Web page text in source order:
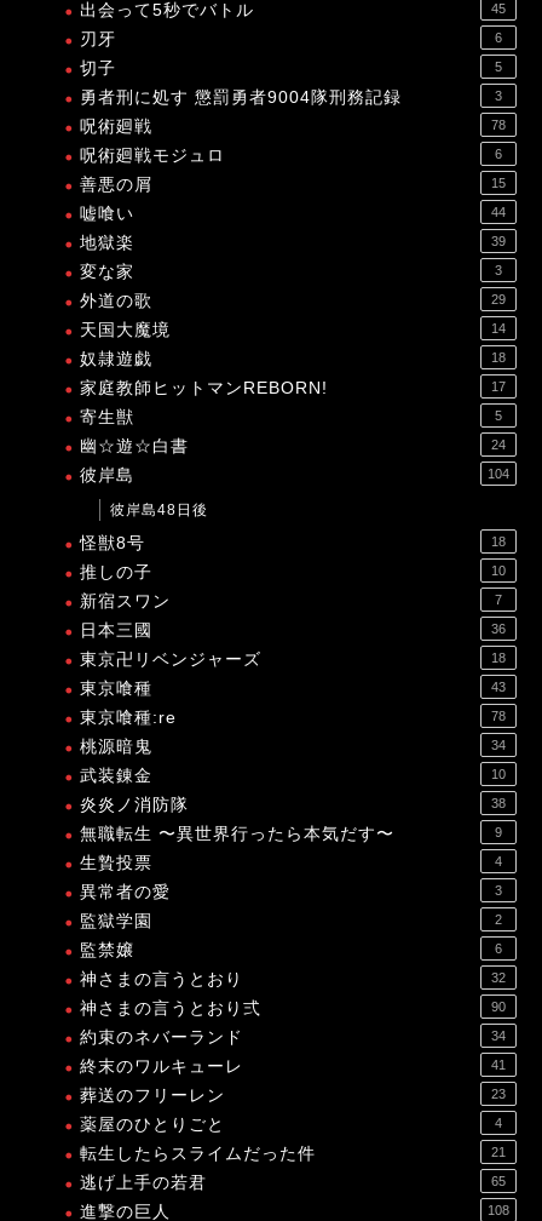
出会って5秒でバトル 45
刃牙 6
切子 5
勇者刑に処す 懲罰勇者9004隊刑務記録 3
呪術廻戦 78
呪術廻戦モジュロ 6
善悪の屑 15
嘘喰い 44
地獄楽 39
変な家 3
外道の歌 29
天国大魔境 14
奴隷遊戯 18
家庭教師ヒットマンREBORN! 17
寄生獣 5
幽☆遊☆白書 24
彼岸島 104
彼岸島48日後
怪獣8号 18
推しの子 10
新宿スワン 7
日本三國 36
東京卍リベンジャーズ 18
東京喰種 43
東京喰種:re 78
桃源暗鬼 34
武装錬金 10
炎炎ノ消防隊 38
無職転生 〜異世界行ったら本気だす〜 9
生贄投票 4
異常者の愛 3
監獄学園 2
監禁嬢 6
神さまの言うとおり 32
神さまの言うとおり弍 90
約束のネバーランド 34
終末のワルキューレ 41
葬送のフリーレン 23
薬屋のひとりごと 4
転生したらスライムだった件 21
逃げ上手の若君 65
進撃の巨人 108